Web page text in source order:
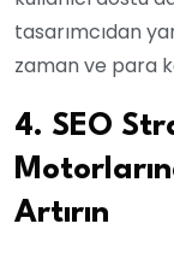
tasarımcıdan
zaman ve para
4. SEO
Artırın